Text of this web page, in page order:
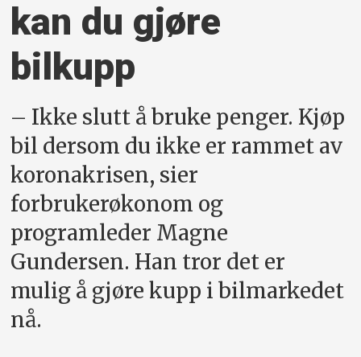
kan du gjøre
bilkupp
– Ikke slutt å bruke penger. Kjøp
bil dersom du ikke er rammet av
koronakrisen, sier
forbrukerøkonom og
programleder Magne
Gundersen. Han tror det er
mulig å gjøre kupp i bilmarkedet
nå.